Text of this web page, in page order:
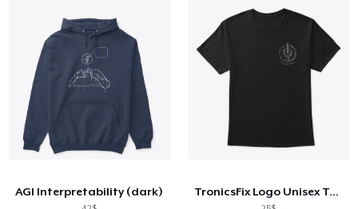
AGI Interpretability (dark) TronicsFix Logo Unisex T-Shirt